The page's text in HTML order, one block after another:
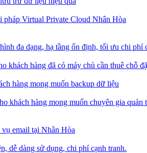
pháp Virtual Private Cloud Nhân Hòa
đa dạng, hạ tầng ổn định, tối ưu chi phí
khách hàng đã có máy chủ cần thuê chỗ
hàng mong muốn backup dữ liệu
khách hàng mong muốn chuyên gia quản
email tại Nhân Hòa
dễ dàng sử dụng, chi phí cạnh tranh.